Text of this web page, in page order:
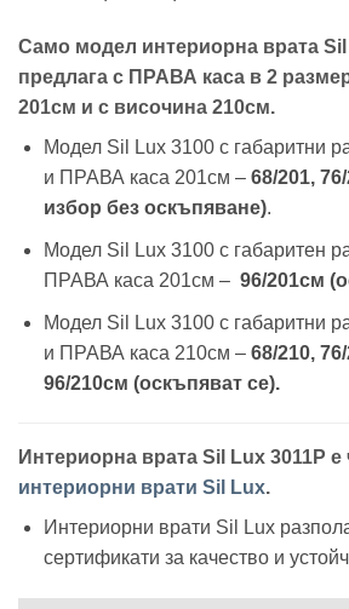
Само модел интериорна врата Sil
предлага с ПРАВА каса в 2
201см и с височина 210см.
Модел Sil Lux 3100 с габаритни
и ПРАВА каса 201см – 68/201,
избор без оскъпяване).
Модел Sil Lux 3100 с габаритен
ПРАВА каса 201см – 96/201см
Модел Sil Lux 3100 с габаритни
и ПРАВА каса 210см – 68/210,
96/210см (оскъпяват се).
Интериорна врата Sil Lux 3011P е
интериорни врати Sil Lux.
Интериорни врати Sil Lux
сертификати за качество и